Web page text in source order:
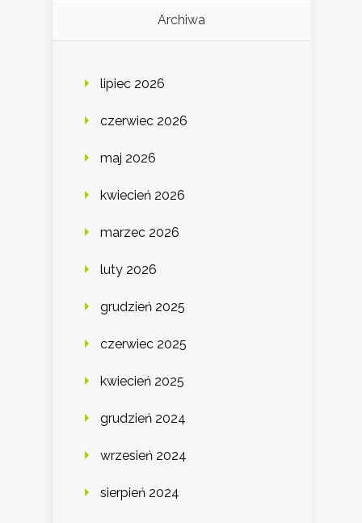
Archiwa
lipiec 2026
czerwiec 2026
maj 2026
kwiecień 2026
marzec 2026
luty 2026
grudzień 2025
czerwiec 2025
kwiecień 2025
grudzień 2024
wrzesień 2024
sierpień 2024